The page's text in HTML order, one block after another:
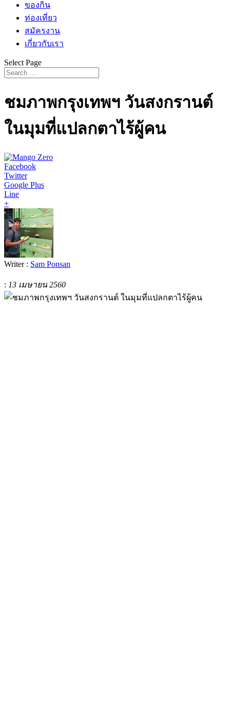
ของกิน
ท่องเที่ยว
สมัครงาน
เกี่ยวกับเรา
Select Page
ชมภาพกรุงเทพฯ วันสงกรานต์
ในมุมที่แปลกตาไร้ผู้คน
Facebook
Twitter
Google Plus
Line
+
Writer : Sam Ponsan
: 13 เมษายน 2560